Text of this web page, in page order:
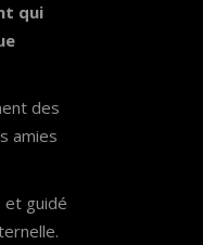
qui
des
amies
guidé